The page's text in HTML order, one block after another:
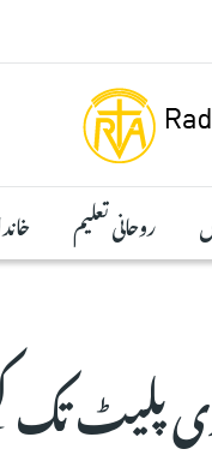
روحانی تعلیم
پلیٹ تک